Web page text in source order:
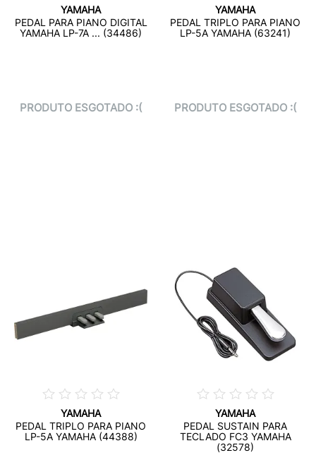
YAMAHA
PEDAL PARA PIANO DIGITAL
YAMAHA LP-7A ... (34486)
PRODUTO ESGOTADO :(
YAMAHA
PEDAL TRIPLO PARA PIANO
LP-5A YAMAHA (63241)
PRODUTO ESGOTADO :(
YAMAHA
PEDAL TRIPLO PARA PIANO
LP-5A YAMAHA (44388)
YAMAHA
PEDAL SUSTAIN PARA
TECLADO FC3 YAMAHA
(32578)